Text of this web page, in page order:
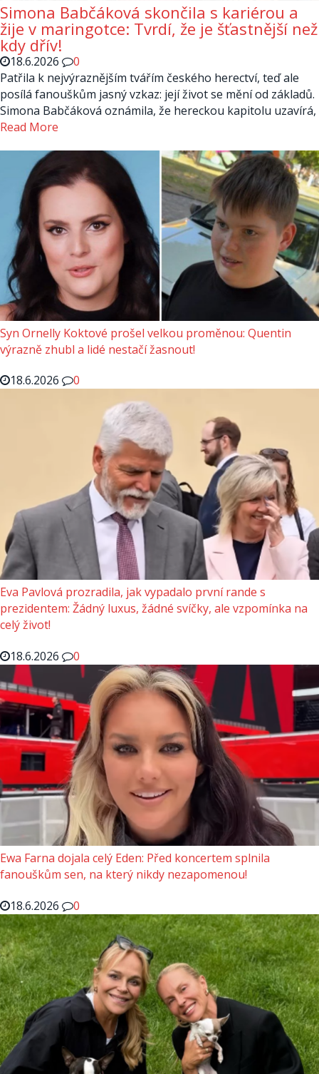
Simona Babčáková skončila s kariérou a
žije v maringotce: Tvrdí, že je šťastnější než
kdy dřív!
18.6.2026
0
Patřila k nejvýraznějším tvářím českého herectví, teď ale
posílá fanouškům jasný vzkaz: její život se mění od základů.
Simona Babčáková oznámila, že hereckou kapitolu uzavírá,
Read More
Syn Ornelly Koktové prošel velkou proměnou: Quentin
výrazně zhubl a lidé nestačí žasnout!
18.6.2026
0
Eva Pavlová prozradila, jak vypadalo první rande s
prezidentem: Žádný luxus, žádné svíčky, ale vzpomínka na
celý život!
18.6.2026
0
Ewa Farna dojala celý Eden: Před koncertem splnila
fanouškům sen, na který nikdy nezapomenou!
18.6.2026
0